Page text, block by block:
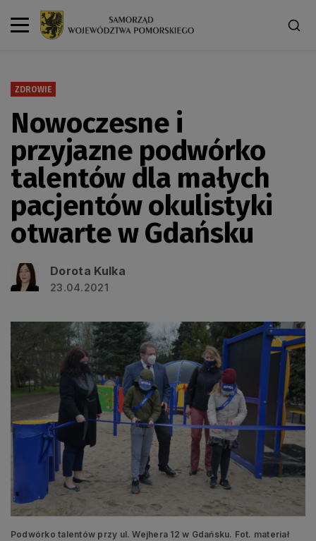
ZDROWIE
Nowoczesne i
przyjazne podwórko
talentów dla małych
pacjentów okulistyki
otwarte w Gdańsku
Dorota Kulka
23.04.2021
Podwórko talentów przy ul. Wejhera 12 w Gdańsku. Fot. materiał